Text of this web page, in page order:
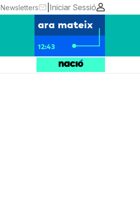
Newsletters Iniciar Sessió
ara mateix
12:43